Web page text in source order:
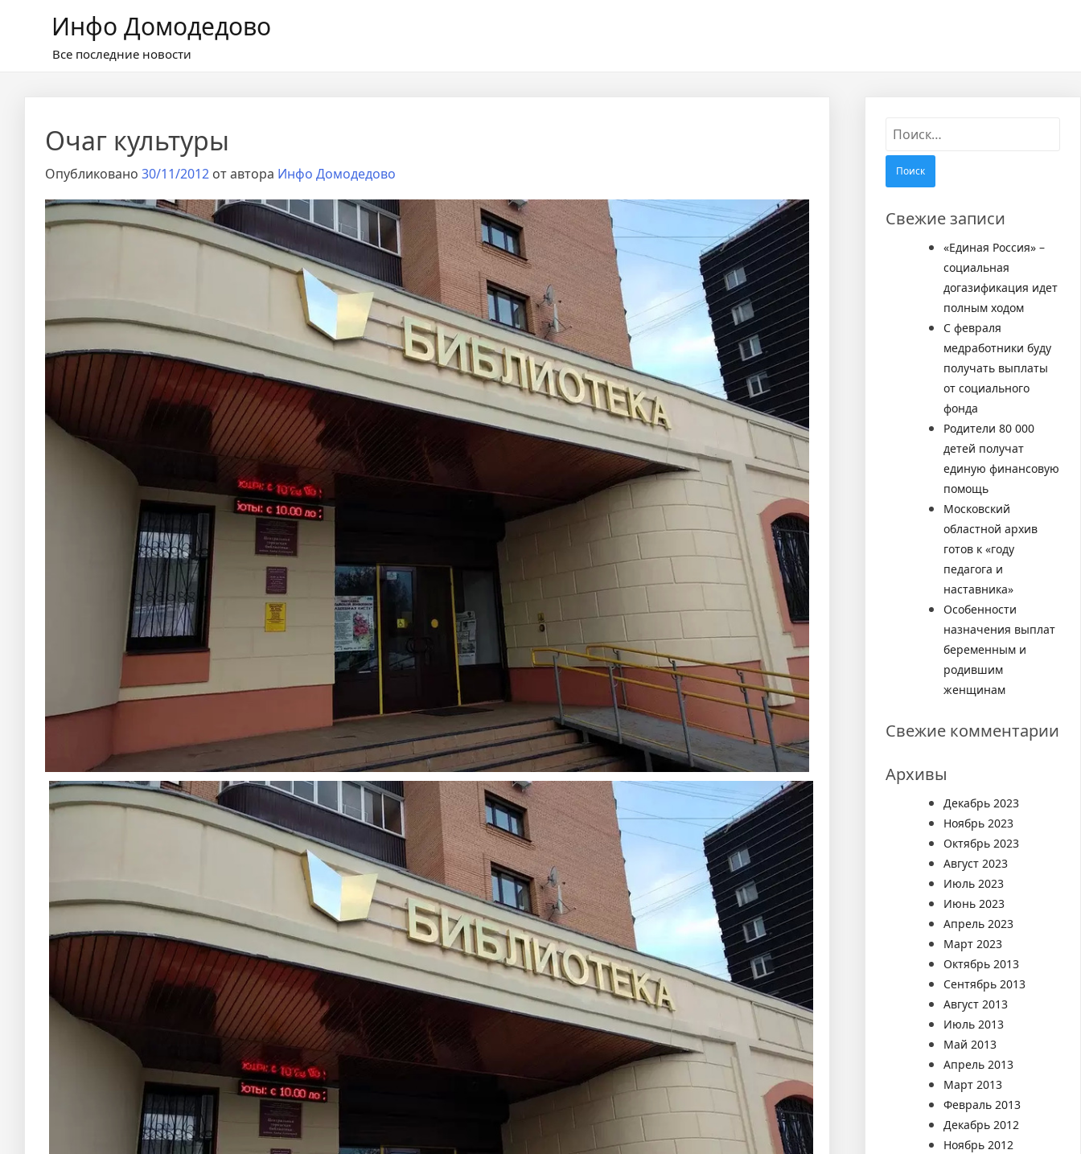
содержимому
Инфо Домодедово
Все последние новости
Очаг культуры
Опубликовано 30/11/2012 от автора Инфо Домодедово
Найти:
Свежие записи
«Единая Россия» –
социальная
догазификация идет
полным ходом
С февраля
медработники буду
получать выплаты
от социального
фонда
Родители 80 000
детей получат
единую финансовую
помощь
Московский
областной архив
готов к «году
педагога и
наставника»
Особенности
назначения выплат
беременным и
родившим
женщинам
Свежие комментарии
Архивы
Декабрь 2023
Ноябрь 2023
Октябрь 2023
Август 2023
Июль 2023
Июнь 2023
Апрель 2023
Март 2023
Октябрь 2013
Сентябрь 2013
Август 2013
Июль 2013
Май 2013
Апрель 2013
Март 2013
Февраль 2013
Декабрь 2012
Ноябрь 2012